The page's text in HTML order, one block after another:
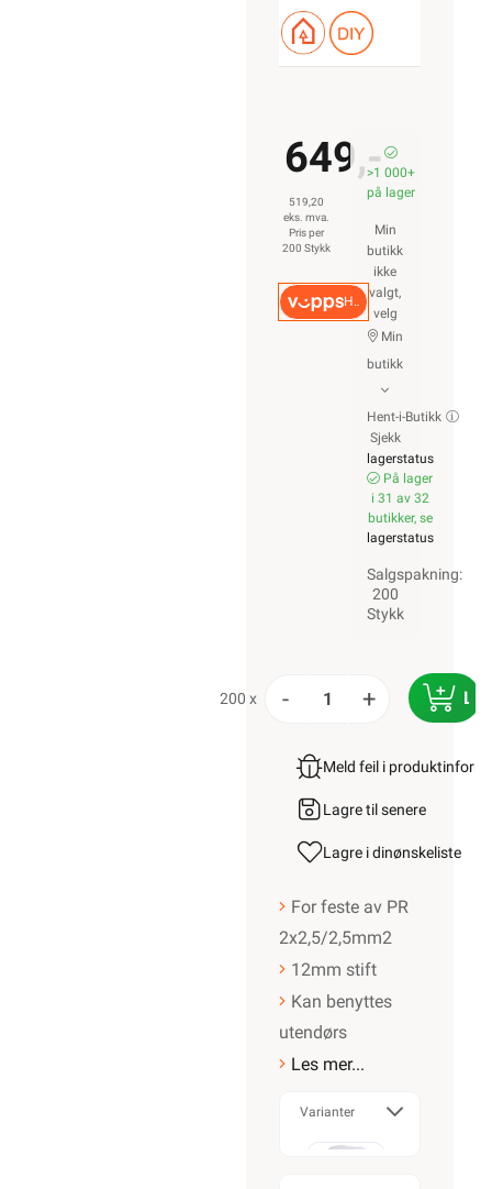
649,-
519,20
eks. mva.
Pris per
200 Stykk
Hurtigkasse
>1 000+
på lager
Min
butikk
ikke
valgt,
velg
Min
butikk
Hent-i-Butikk
Sjekk
lagerstatus
På lager
i 31 av 32
butikker, se
lagerstatus
Salgspakning:
200
Stykk
200 x - +
Meld feil i
Lagre til senere
Lagre i dinønskeliste
For feste av PR
2x2,5/2,5mm2
12mm stift
Kan benyttes
utendørs
Les mer...
Varianter